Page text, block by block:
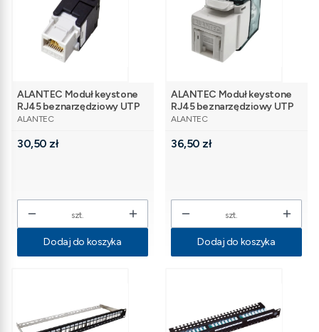
ALANTEC Moduł keystone
RJ45 beznarzędziowy UTP
kat.5e
PRODUCENT
ALANTEC
Cena
30,50 zł
szt.
Dodaj do koszyka
ALANTEC Moduł keystone
RJ45 beznarzędziowy UTP
kat.6
PRODUCENT
ALANTEC
Cena
36,50 zł
szt.
Dodaj do koszyka